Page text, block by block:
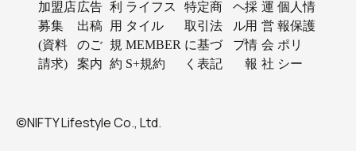
加盟店
募集
(資料
請求)
広告
出稿
のご
案内
利
用
規
約
ライフス
タイル
MEMBER
S+規約
特定商
取引法
に基づ
く表記
ヘ
ル
プ
採
用
情
報
運
営
会
社
個人情
報保護
ポリ
シー
©NIFTY Lifestyle Co., Ltd.